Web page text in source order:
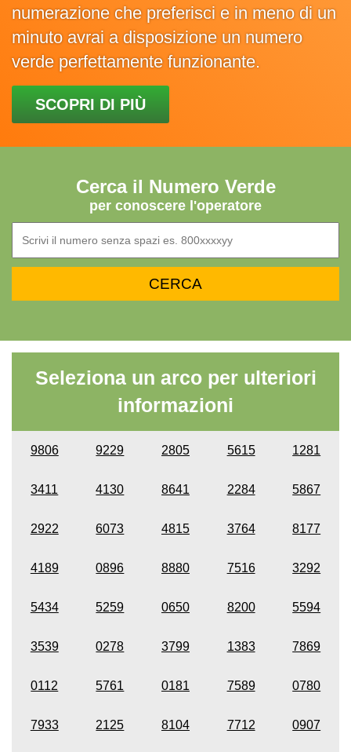
numerazione che preferisci e in meno di un
minuto avrai a disposizione un numero
verde perfettamente funzionante.
SCOPRI DI PIÙ
Cerca il Numero Verde
per conoscere l'operatore
Seleziona un arco per ulteriori
informazioni
9806 9229 2805 5615 1281
3411 4130 8641 2284 5867
2922 6073 4815 3764 8177
4189 0896 8880 7516 3292
5434 5259 0650 8200 5594
3539 0278 3799 1383 7869
0112 5761 0181 7589 0780
7933 2125 8104 7712 0907